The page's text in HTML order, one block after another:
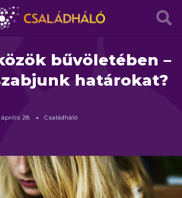
bűvöletében –
határokat?
április 28. Családháló